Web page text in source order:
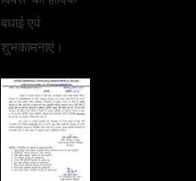
बधाई एवं
शुभकामनाएं।